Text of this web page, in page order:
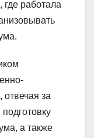
работала
за
а также